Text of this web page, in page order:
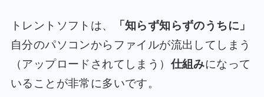
トレントソフトは、
「知らず知らずのうちに」
自分のパソコンからファイルが流出してしまう
（アップロードされてしまう） 仕組みになって
いることが非常に多いです。